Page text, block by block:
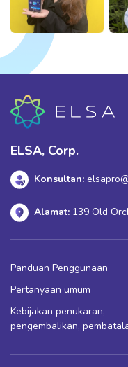
ELSA, Corp.
Konsultan:
Alamat: 139 Old
Panduan Penggunaan
Pertanyaan umum
Kebijakan penukaran,
pengembalikan,